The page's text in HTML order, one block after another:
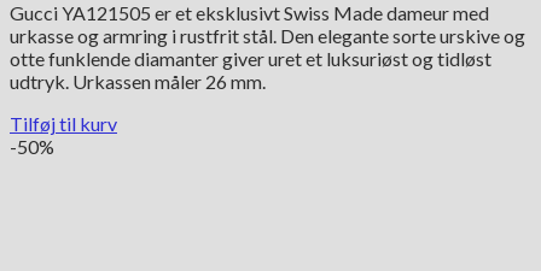
pris
var:
10,800.00 kr..
pris
er:
5,400.00 kr..
Gucci YA121505 er et eksklusivt Swiss Made dameur med
urkasse og armring i rustfrit stål. Den elegante sorte urskive og
otte funklende diamanter giver uret et luksuriøst og tidløst
udtryk. Urkassen måler 26 mm.
Tilføj til kurv
-50%